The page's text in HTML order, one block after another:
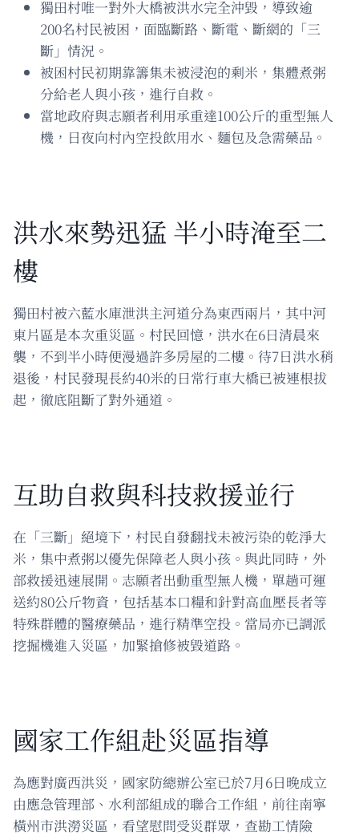
獨田村唯一對外大橋被洪水完全沖毀，導致逾
200名村民被困，面臨斷路、斷電、斷網的「三
斷」情況。
被困村民初期靠籌集未被浸泡的剩米，集體煮粥
分給老人與小孩，進行自救。
當地政府與志願者利用承重達100公斤的重型無人
機，日夜向村內空投飲用水、麵包及急需藥品。
洪水來勢迅猛 半小時淹至二
樓
獨田村被六藍水庫泄洪主河道分為東西兩片，其中河
東片區是本次重災區。村民回憶，洪水在6日清晨來
襲，不到半小時便漫過許多房屋的二樓。待7日洪水稍
退後，村民發現長約40米的日常行車大橋已被連根拔
起，徹底阻斷了對外通道。
互助自救與科技救援並行
在「三斷」絕境下，村民自發翻找未被污染的乾淨大
米，集中煮粥以優先保障老人與小孩。與此同時，外
部救援迅速展開。志願者出動重型無人機，單趟可運
送約80公斤物資，包括基本口糧和針對高血壓長者等
特殊群體的醫療藥品，進行精準空投。當局亦已調派
挖掘機進入災區，加緊搶修被毀道路。
國家工作組赴災區指導
為應對廣西洪災，國家防總辦公室已於7月6日晚成立
由應急管理部、水利部組成的聯合工作組，前往南寧
橫州市洪澇災區，看望慰問受災群眾，查勘工情險